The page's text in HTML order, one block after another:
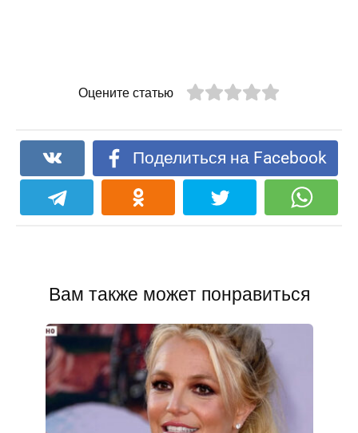
Оцените статью
Поделиться на Facebook
Вам также может понравиться